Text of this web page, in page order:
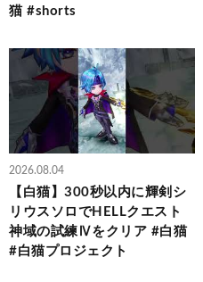
猫 #shorts
2026.08.04
【白猫】300秒以内に輝剣シ
リウスソロでHELLクエスト
神域の試練Ⅳをクリア #白猫
#白猫プロジェクト